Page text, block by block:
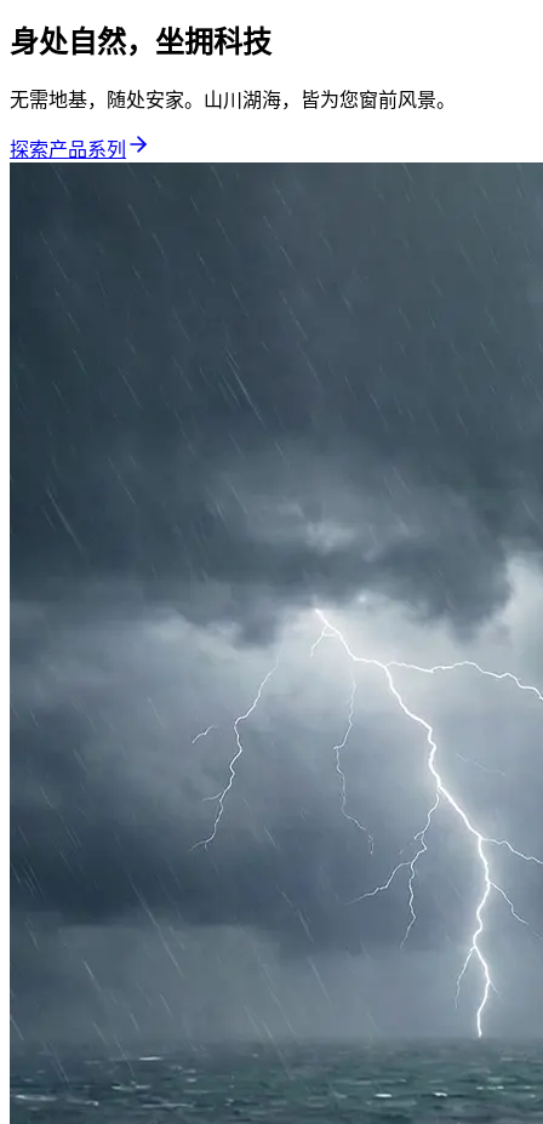
身处自然，坐拥科技
无需地基，随处安家。山川湖海，皆为您窗前风景。
探索产品系列